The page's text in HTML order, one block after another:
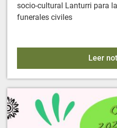
socio-cultural Lanturri para
funerales civiles
Leer